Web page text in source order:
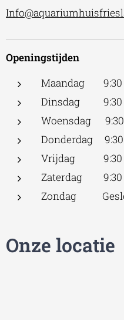
Openingstijden
Maandag 9:30
Dinsdag 9:30 -
Woensdag 9:30
Donderdag 9:30
Vrijdag 9:30 -
Zaterdag 9:30
Zondag
Onze locatie